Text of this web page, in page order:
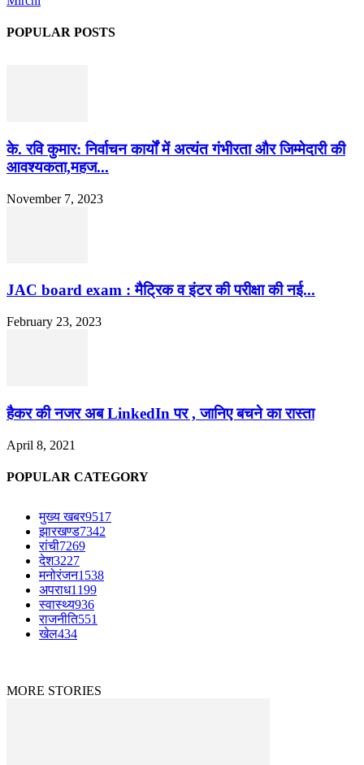
POPULAR POSTS
के. रवि कुमार: निर्वाचन कार्यों में अत्यंत गंभीरता और जिम्मेदारी की
आवश्यकता,महज...
November 7, 2023
JAC board exam : मैट्रिक व इंटर की परीक्षा की नई...
February 23, 2023
हैकर की नजर अब LinkedIn पर , जानिए बचने का रास्ता
April 8, 2021
POPULAR CATEGORY
मुख्य खबर9517
झारखण्ड7342
रांची7269
देश3227
मनोरंजन1538
अपराध1199
स्वास्थ्य936
राजनीति551
खेल434
MORE STORIES